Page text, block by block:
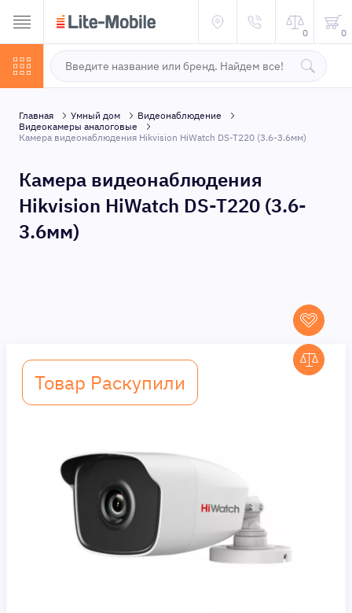
0 0
Главная Умный дом
Видеонаблюдение
Видеокамеры аналоговые
Камера видеонаблюдения Hikvision HiWatch DS-T220 (3.6-3.6мм)
Камера видеонаблюдения
Hikvision HiWatch DS-T220 (3.6-
3.6мм)
Товар Раскупили